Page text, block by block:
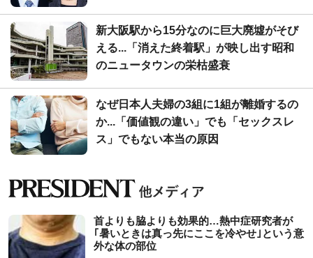
新大阪駅から15分なのに巨大廃墟がそび
える...「消えた終着駅」が映し出す昭和
のニュータウンの栄枯盛衰
なぜ日本人夫婦の3組に1組が離婚するの
か...「価値観の違い」でも「セックスレ
ス」でもない本当の原因
首よりも脇よりも効果的…熱中症研究者が
｢暑いときは真っ先にここを冷やせ｣という意
外な体の部位